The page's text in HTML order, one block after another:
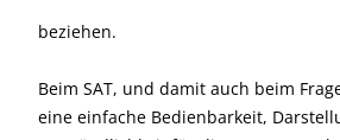
beziehen.
Beim SAT, und damit auch beim
eine einfache Bedienbarkeit,